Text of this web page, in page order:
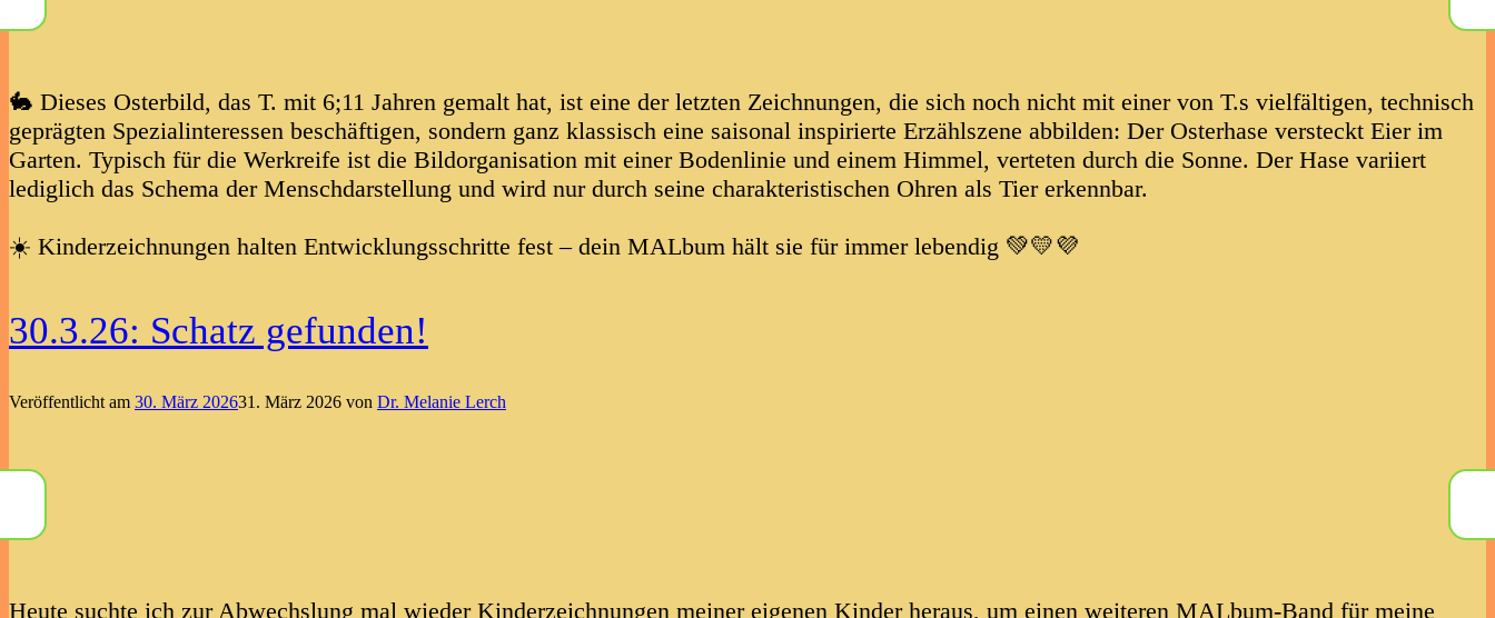
🐇 Dieses Osterbild, das T. mit 6;11 Jahren gemalt hat, ist eine der letzten Zeichnungen, die sich noch nicht mit einer von T.s vielfältigen, technisch
geprägten Spezialinteressen beschäftigen, sondern ganz klassisch eine saisonal inspirierte Erzählszene abbilden: Der Osterhase versteckt Eier im
Garten. Typisch für die Werkreife ist die Bildorganisation mit einer Bodenlinie und einem Himmel, verteten durch die Sonne. Der Hase variiert
lediglich das Schema der Menschdarstellung und wird nur durch seine charakteristischen Ohren als Tier erkennbar.
☀️ Kinderzeichnungen halten Entwicklungsschritte fest – dein MALbum hält sie für immer lebendig 💚💛💜
30.3.26: Schatz gefunden!
Veröffentlicht am 30. März 202631. März 2026 von Dr. Melanie Lerch
Heute suchte ich zur Abwechslung mal wieder Kinderzeichnungen meiner eigenen Kinder heraus, um einen weiteren MALbum-Band für meine